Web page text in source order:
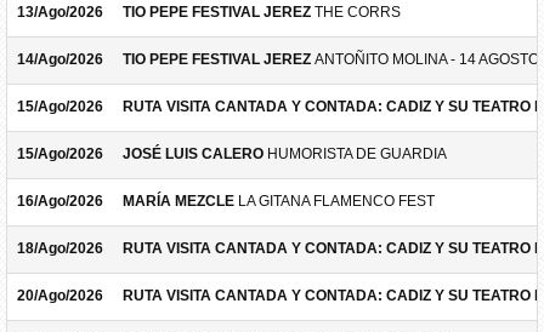
13/Ago/2026 TIO PEPE FESTIVAL JEREZ THE CORRS
14/Ago/2026 TIO PEPE FESTIVAL JEREZ ANTOÑITO MOLINA - 14 AGOSTO
15/Ago/2026 RUTA VISITA CANTADA Y CONTADA: CADIZ Y SU TEATRO
15/Ago/2026 JOSÉ LUIS CALERO HUMORISTA DE GUARDIA
16/Ago/2026 MARÍA MEZCLE LA GITANA FLAMENCO FEST
18/Ago/2026 RUTA VISITA CANTADA Y CONTADA: CADIZ Y SU TEATRO
20/Ago/2026 RUTA VISITA CANTADA Y CONTADA: CADIZ Y SU TEATRO